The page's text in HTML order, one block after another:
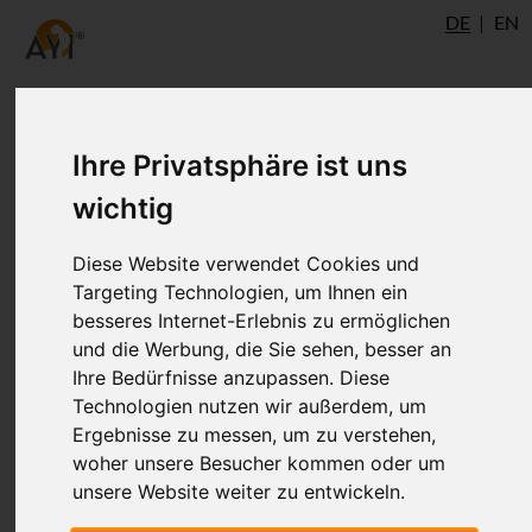
Ihre Privatsphäre ist uns
wichtig
Diese Website verwendet Cookies und
Targeting Technologien, um Ihnen ein
besseres Internet-Erlebnis zu ermöglichen
und die Werbung, die Sie sehen, besser an
Ihre Bedürfnisse anzupassen. Diese
Technologien nutzen wir außerdem, um
Ergebnisse zu messen, um zu verstehen,
woher unsere Besucher kommen oder um
unsere Website weiter zu entwickeln.
DE EN
Autor
Dr. Ronald Steiner
AYI®Expert Ulm AshtangaYoga.info